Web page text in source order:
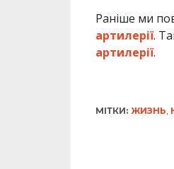
Раніше ми
артилерії.
артилерії.
МІТКИ: ЖИЗНЬ,